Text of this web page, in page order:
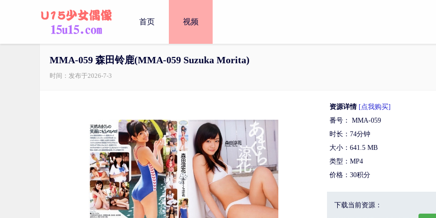
首页 视频
MMA-059 森田铃鹿(MMA-059 Suzuka Morita)
时间：发布于2026-7-3
资源详情 [点我购买]
番号： MMA-059
时长：74分钟
大小：641.5 MB
类型：MP4
价格：30积分
下载当前资源：